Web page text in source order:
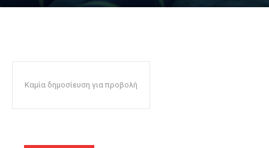
Καμία δημοσίευση για προβολή